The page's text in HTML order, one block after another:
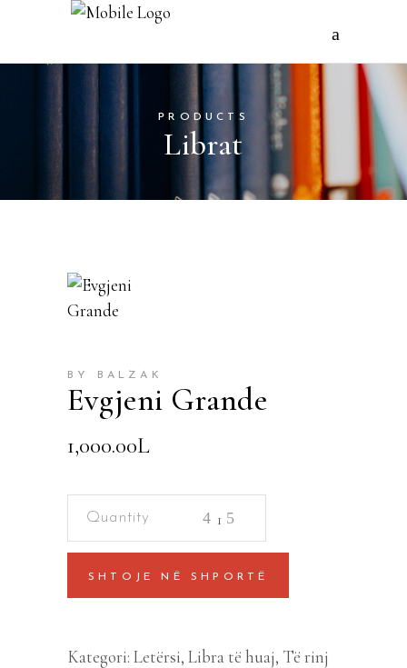
PRODUCTS
Librat
BY BALZAK
Evgjeni Grande
1,000.00L
quantity
SHTOJE NË SHPORTË
Kategori: Letërsi, Libra të huaj, Të rinj